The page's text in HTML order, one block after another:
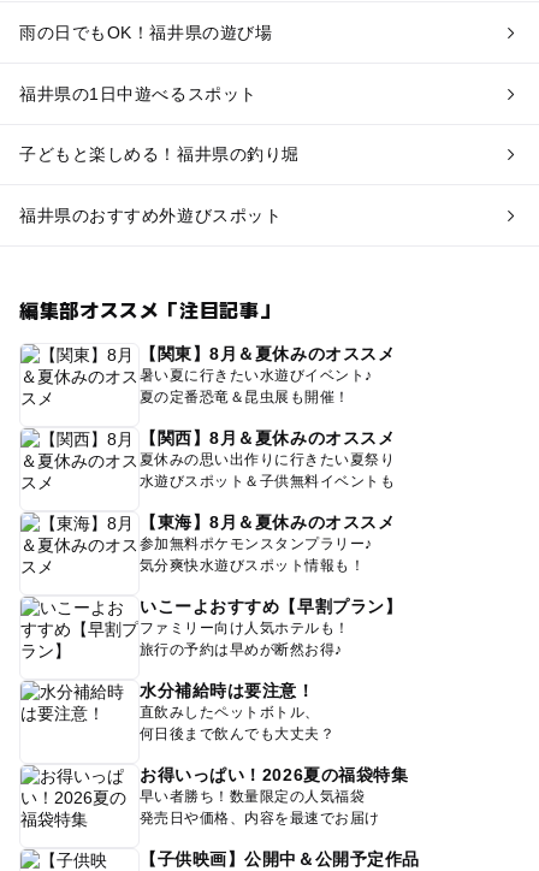
雨の日でもOK！福井県の遊び場
福井県の1日中遊べるスポット
子どもと楽しめる！福井県の釣り堀
福井県のおすすめ外遊びスポット
編集部オススメ「注目記事」
【関東】8月＆夏休みのオススメ
暑い夏に行きたい水遊びイベント♪
夏の定番恐竜＆昆虫展も開催！
【関西】8月＆夏休みのオススメ
夏休みの思い出作りに行きたい夏祭り
水遊びスポット＆子供無料イベントも
【東海】8月＆夏休みのオススメ
参加無料ポケモンスタンプラリー♪
気分爽快水遊びスポット情報も！
いこーよおすすめ【早割プラン】
ファミリー向け人気ホテルも！
旅行の予約は早めが断然お得♪
水分補給時は要注意！
直飲みしたペットボトル、
何日後まで飲んでも大丈夫？
お得いっぱい！2026夏の福袋特集
早い者勝ち！数量限定の人気福袋
発売日や価格、内容を最速でお届け
【子供映画】公開中＆公開予定作品